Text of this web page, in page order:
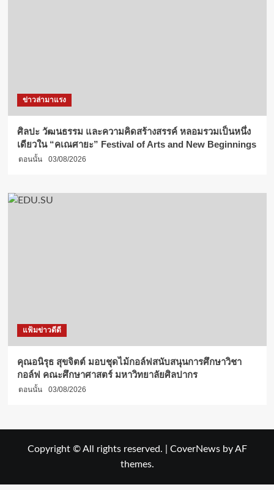
ข่าวล่ามาแรง
ศิลปะ วัฒนธรรม และความคิดสร้างสรรค์ หลอมรวมเป็นหนึ่ง
เดียวใน “คเณศายะ” Festival of Arts and New Beginnings
ตอนนั้น 03/08/2026
แฟ้มข่าวดีดี
คุณอนิรุธ สุขจิตต์ มอบชุดไม้กอล์ฟสนับสนุนการศึกษาวิชา
กอล์ฟ คณะศึกษาศาสตร์ มหาวิทยาลัยศิลปากร
ตอนนั้น 03/08/2026
Copyright © All rights reserved. CoverNewsby AF
themes.